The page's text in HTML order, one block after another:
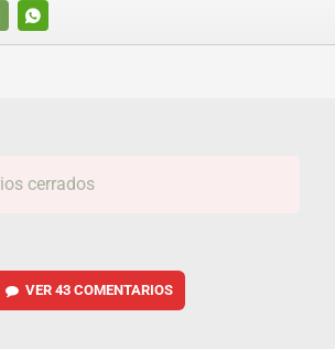
WHATSAPP
cerrados
VER 43 COMENTARIOS